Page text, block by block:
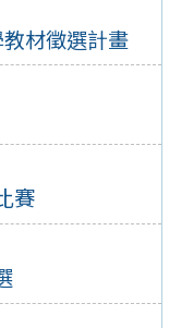
材徵選計畫
賽